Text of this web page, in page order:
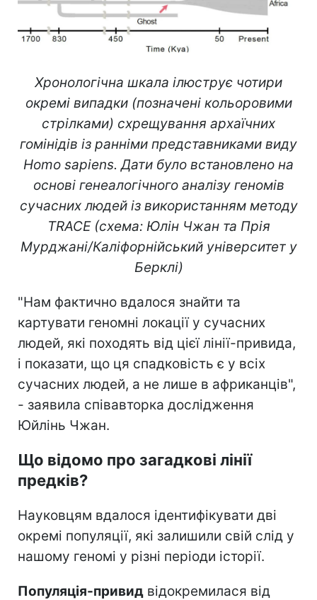
Хронологічна шкала ілюструє чотири
окремі випадки (позначені кольоровими
стрілками) схрещування архаїчних
гомінідів із ранніми представниками виду
Homo sapiens. Дати було встановлено на
основі генеалогічного аналізу геномів
сучасних людей із використанням методу
TRACE (схема: Юлін Чжан та Прія
Мурджані/Каліфорнійський університет у
Берклі)
"Нам фактично вдалося знайти та
картувати геномні локації у сучасних
людей, які походять від цієї лінії-привида,
і показати, що ця спадковість є у всіх
сучасних людей, а не лише в африканців",
- заявила співавторка дослідження
Юйлінь Чжан.
Що відомо про загадкові лінії
предків?
Науковцям вдалося ідентифікувати дві
окремі популяції, які залишили свій слід у
нашому геномі у різні періоди історії.
Популяція-привид відокремилася від